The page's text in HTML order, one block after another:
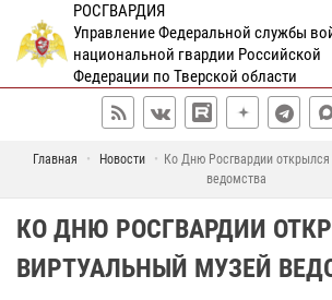
РОСГВАРДИЯ
Управление Федеральной службы
национальной гвардии Российской
Федерации по Тверской области
Главная Новости
Ко Дню Росгвардии
ведомства
КО ДНЮ РОСГВАРДИИ
ВИРТУАЛЬНЫЙ МУЗЕЙ